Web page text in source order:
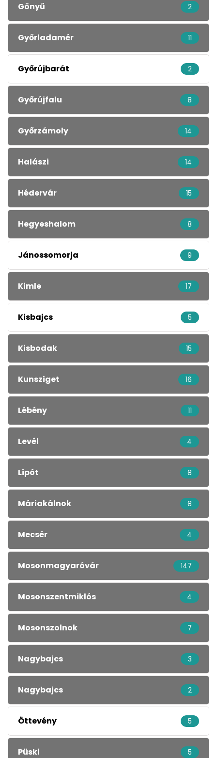
Gönyű 2
Győrladamér 11
Győrújbarát 2
Győrújfalu 8
Győrzámoly 14
Halászi 14
Hédervár 15
Hegyeshalom 8
Jánossomorja 9
Kimle 17
Kisbajcs 5
Kisbodak 15
Kunsziget 16
Lébény 11
Levél 4
Lipót 8
Máriakálnok 8
Mecsér 4
Mosonmagyaróvár 147
Mosonszentmiklós 4
Mosonszolnok 7
Nagybajcs 3
Nagybajcs 2
Öttevény 5
Püski 5